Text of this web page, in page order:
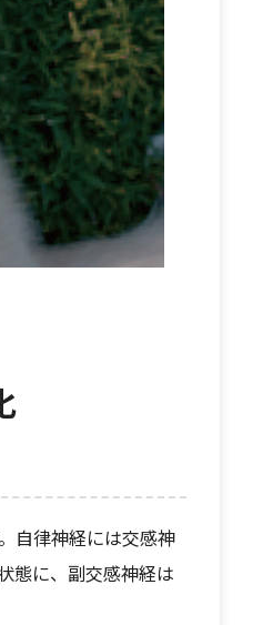
自律神経には交感神
態に、副交感神経は